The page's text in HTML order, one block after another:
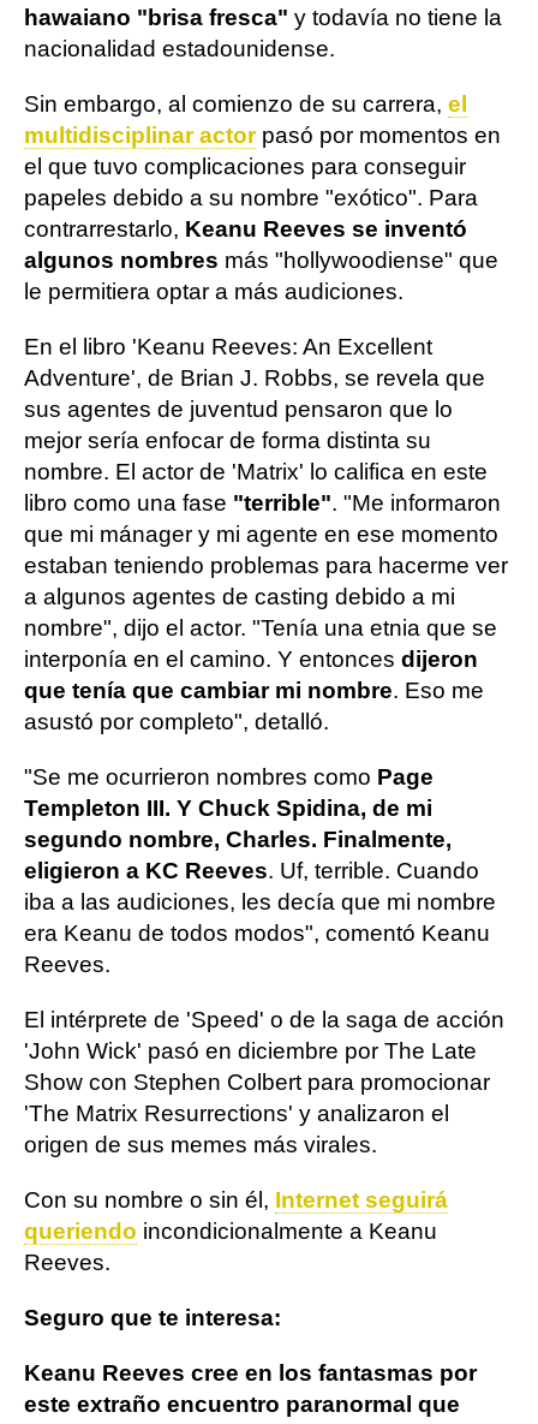
hawaiano "brisa fresca" y todavía no tiene la
nacionalidad estadounidense.
Sin embargo, al comienzo de su carrera, el
multidisciplinar actorpasó por momentos en
el que tuvo complicaciones para conseguir
papeles debido a su nombre "exótico". Para
contrarrestarlo, Keanu Reeves se inventó
algunos nombres más "hollywoodiense" que
le permitiera optar a más audiciones.
En el libro 'Keanu Reeves: An Excellent
Adventure', de Brian J. Robbs, se revela que
sus agentes de juventud pensaron que lo
mejor sería enfocar de forma distinta su
nombre. El actor de 'Matrix' lo califica en este
libro como una fase "terrible". "Me informaron
que mi mánager y mi agente en ese momento
estaban teniendo problemas para hacerme ver
a algunos agentes de casting debido a mi
nombre", dijo el actor. "Tenía una etnia que se
interponía en el camino. Y entonces dijeron
que tenía que cambiar mi nombre. Eso me
asustó por completo", detalló.
"Se me ocurrieron nombres como Page
Templeton III. Y Chuck Spidina, de mi
segundo nombre, Charles. Finalmente,
eligieron a KC Reeves. Uf, terrible. Cuando
iba a las audiciones, les decía que mi nombre
era Keanu de todos modos", comentó Keanu
Reeves.
El intérprete de 'Speed' o de la saga de acción
'John Wick' pasó en diciembre por The Late
Show con Stephen Colbert para promocionar
'The Matrix Resurrections' y analizaron el
origen de sus memes más virales.
Con su nombre o sin él, Internet seguirá
queriendo incondicionalmente a Keanu
Reeves.
Seguro que te interesa:
Keanu Reeves cree en los fantasmas por
este extraño encuentro paranormal que